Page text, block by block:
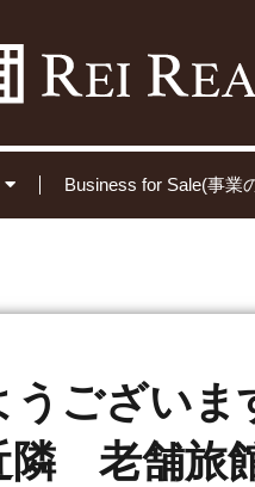
Business for Sale(事業
うござい
隣 老舗旅